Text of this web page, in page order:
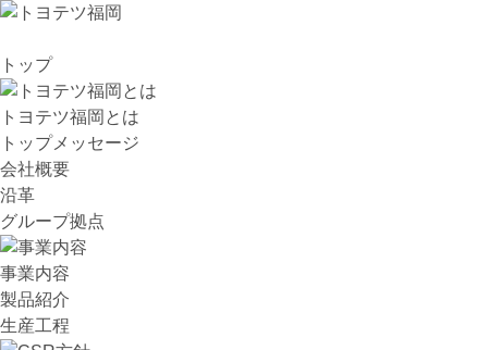
トップ
トヨテツ福岡とは
トップメッセージ
会社概要
沿革
グループ拠点
事業内容
製品紹介
生産工程